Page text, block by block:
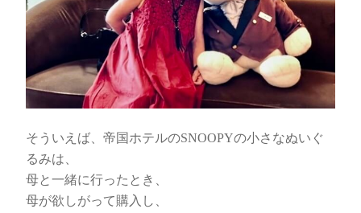
そういえば、帝国ホテルのSNOOPYの小さなぬいぐ
るみは、
母と一緒に行ったとき、
母が欲しがって購入し、